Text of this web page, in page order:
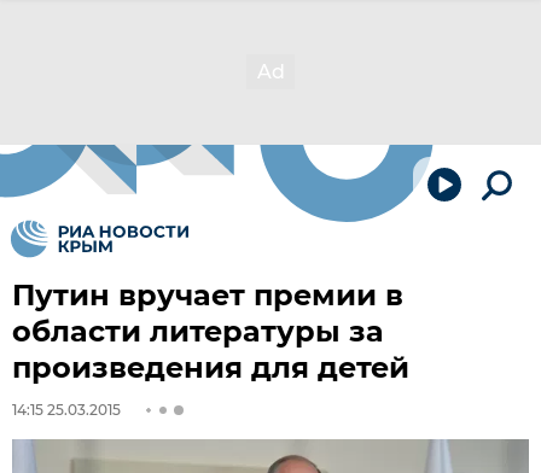
Путин вручает премии в
области литературы за
произведения для детей
14:15 25.03.2015